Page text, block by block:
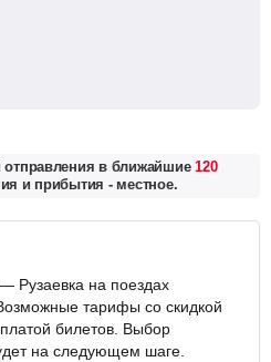
отправления в ближайшие120
и прибытия - местное.
Рузаевка на поездах
тарифы со скидкой
билетов. Выбор
на следующем шаге.